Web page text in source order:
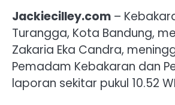
Jackiecilley.com –
Turangga, Kota Bandung,
Zakaria Eka Candra,
Pemadam Kebakaran dan
laporan sekitar pukul 10.52